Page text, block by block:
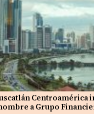
Centroamérica
a Grupo